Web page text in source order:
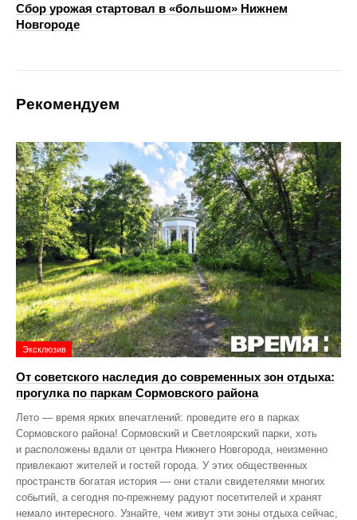
Сбор урожая стартовал в «большом» Нижнем
Новгороде
Рекомендуем
Эксклюзив
От советского наследия до современных зон отдыха:
прогулка по паркам Сормовского района
Лето — время ярких впечатлений: проведите его в парках
Сормовского района! Сормовский и Светлоярский парки, хоть
и расположены вдали от центра Нижнего Новгорода, неизменно
привлекают жителей и гостей города. У этих общественных
пространств богатая история — они стали свидетелями многих
событий, а сегодня по‑прежнему радуют посетителей и хранят
немало интересного. Узнайте, чем живут эти зоны отдыха сейчас,